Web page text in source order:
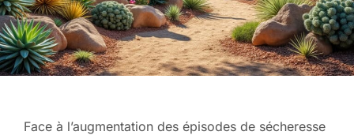
Face à l’augmentation des épisodes de sécheresse